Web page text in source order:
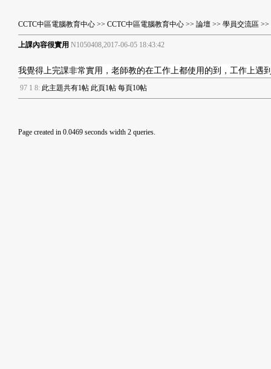
CCTC中區電腦教育中心 >> CCTC中區電腦教育中心 >> 論壇 >> 學員交流區 >>
上課內容很實用 N1050408,2017-06-05 18:43:42
我覺得上完課非常實用，老師教的在工作上都使用的到，工作上遇
97 1 8: 此主題共有1帖 此頁1帖 每頁10帖
Page created in 0.0469 seconds width 2 queries.